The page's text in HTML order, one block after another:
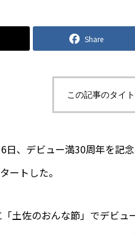
Share
この記事のタイ
日、デビュー満30周年を記
ートした。
土佐のおんな節」でデビ